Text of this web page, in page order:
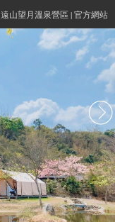
遠山望月溫泉營區 | 官方網站